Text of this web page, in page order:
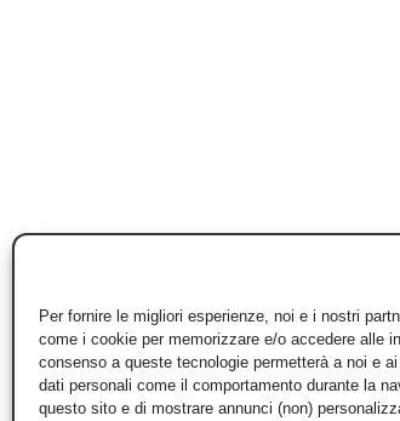
Per fornire le migliori esperienze, noi e i nostri
come i cookie per memorizzare e/o accedere alle
consenso a queste tecnologie permetterà a noi e
dati personali come il comportamento durante la
questo sito e di mostrare annunci (non)